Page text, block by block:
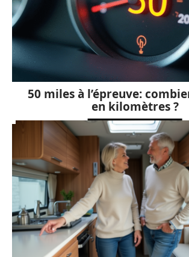
50 miles à l’épreuve:
en kilomètres ?